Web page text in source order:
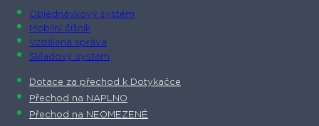
Objednávkový systém
Mobilní číšník
Vzdálená správa
Skladový systém
Dotace za přechod k Dotykačce
Přechod na NAPLNO
Přechod na NEOMEZENĚ